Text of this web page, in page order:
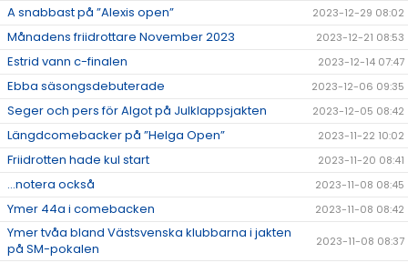
A snabbast på ”Alexis open” 2023-12-29 08:02
Månadens friidrottare November 2023 2023-12-21 08:53
Estrid vann c-finalen 2023-12-14 07:47
Ebba säsongsdebuterade 2023-12-06 09:35
Seger och pers för Algot på Julklappsjakten 2023-12-05 08:42
Längdcomebacker på ”Helga Open” 2023-11-22 10:02
Friidrotten hade kul start 2023-11-20 08:41
...notera också 2023-11-08 08:45
Ymer 44a i comebacken 2023-11-08 08:42
Ymer tvåa bland Västsvenska klubbarna i jakten
på SM-pokalen
2023-11-08 08:37